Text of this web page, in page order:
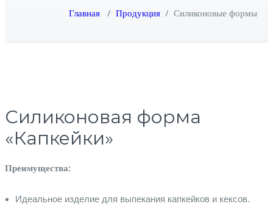
Главная / Продукция / Силиконовые формы
Силиконовая форма
«Капкейки»
Преимущества:
Идеальное изделие для выпекания капкейков и кексов.